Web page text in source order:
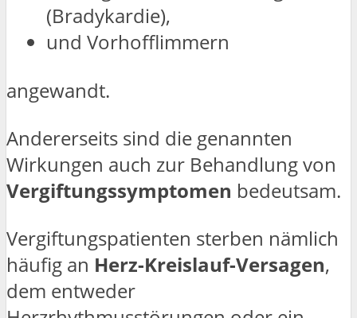
(Bradykardie),
und Vorhofflimmern
angewandt.
Andererseits sind die genannten
Wirkungen auch zur Behandlung von
Vergiftungssymptomen bedeutsam.
Vergiftungspatienten sterben nämlich
häufig an Herz-Kreislauf-Versagen,
dem entweder